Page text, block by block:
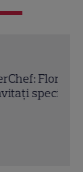
Florin
în